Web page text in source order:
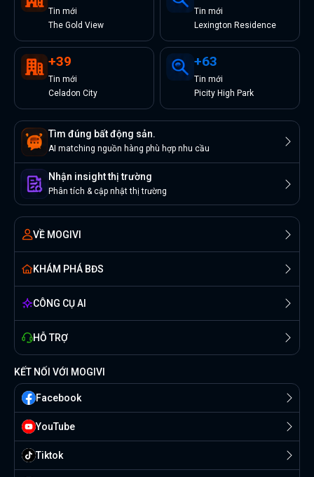
Tin mới
The Gold View
Tin mới
Lexington Residence
+39
Tin mới
Celadon City
+63
Tin mới
Picity High Park
Tìm đúng bất động sản.
AI matching nguồn hàng phù hợp nhu cầu
Nhận insight thị trường
Phân tích & cập nhật thị trường
VỀ MOGIVI
KHÁM PHÁ BĐS
CÔNG CỤ AI
HỖ TRỢ
KẾT NỐI VỚI MOGIVI
Facebook
YouTube
Tiktok